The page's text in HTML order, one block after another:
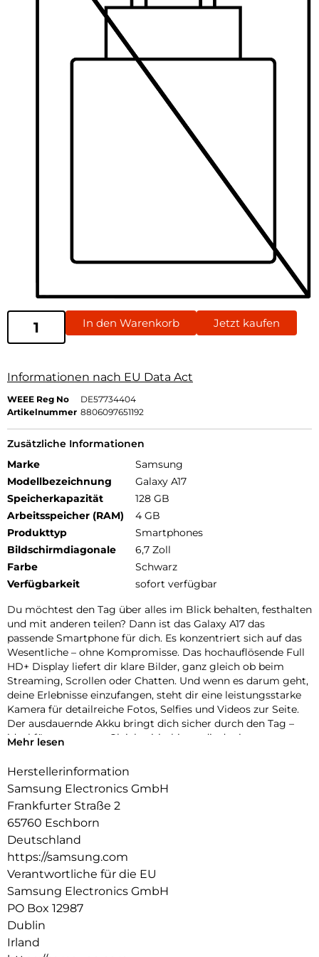
In den Warenkorb Jetzt kaufen
Informationen nach EU Data Act
WEEE Reg No
DE57734404
Artikelnummer 8806097651192
Zusätzliche Informationen
Marke
Samsung
Modellbezeichnung
Galaxy A17
Speicherkapazität
128 GB
Arbeitsspeicher (RAM)
4 GB
Produkttyp
Smartphones
Bildschirmdiagonale
6,7 Zoll
Farbe
Schwarz
Verfügbarkeit
sofort verfügbar
Du möchtest den Tag über alles im Blick behalten, festhalten
und mit anderen teilen? Dann ist das Galaxy A17 das
passende Smartphone für dich. Es konzentriert sich auf das
Wesentliche – ohne Kompromisse. Das hochauflösende Full
HD+ Display liefert dir klare Bilder, ganz gleich ob beim
Streaming, Scrollen oder Chatten. Und wenn es darum geht,
deine Erlebnisse einzufangen, steht dir eine leistungsstarke
Kamera für detailreiche Fotos, Selfies und Videos zur Seite.
Der ausdauernde Akku bringt dich sicher durch den Tag –
ideal für unterwegs. Gleichzeitig bietet dir der interne
– ohne ständiges ausmisten müssen. Optisch überzeugt das
modernen Farben. Einfach, praktisch und dabei typisch
Samsung.
Bringt deine Welt zum Strahlen
Ein Display, das für Klarheit sorgt. Auf dem FHD+ Display
deines Galaxy A17 kannst du deine Fotos, Videos,Apps und
Spiele in beeindruckender Schärfe und lebendigen Farben
genießen. Dank Full HD+ Auflösung kommen auf den 6,7 Zoll
auch kleine Details gut zur Geltung.
Blick für Details
Smartphone und tolle Fotos – das gehört für dich
Mehr lesen
Herstellerinformation
Samsung Electronics GmbH
Frankfurter Straße 2
65760 Eschborn
Deutschland
https://samsung.com
Verantwortliche für die EU
Samsung Electronics GmbH
PO Box 12987
Dublin
Irland